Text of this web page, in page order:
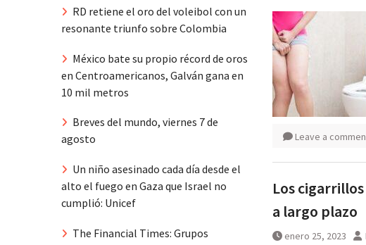
Leave a
Los
a largo plazo
enero 25, 2023
RD retiene el oro del voleibol con un
resonante triunfo sobre Colombia
México bate su propio récord de oros
en Centroamericanos, Galván gana en
10 mil metros
Breves del mundo, viernes 7 de
agosto
Un niño asesinado cada día desde el
alto el fuego en Gaza que Israel no
cumplió: Unicef
The Financial Times: Grupos